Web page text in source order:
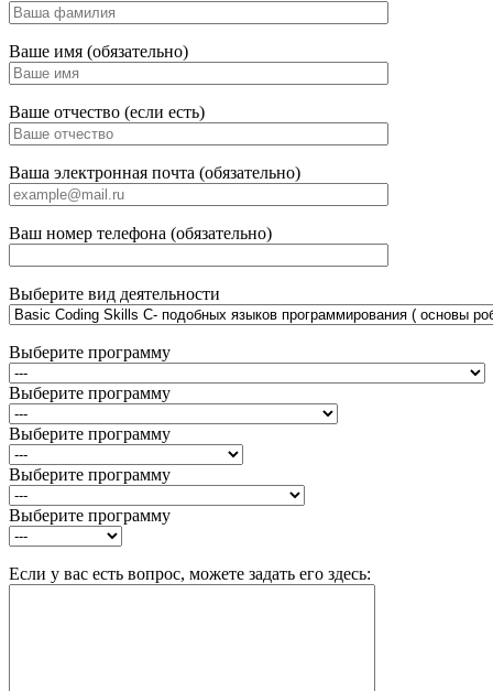
Ваше имя (обязательно)
Ваше отчество (если есть)
Ваша электронная почта (обязательно)
Ваш номер телефона (обязательно)
Выберите вид деятельности
Выберите программу
Выберите программу
Выберите программу
Выберите программу
Выберите программу
Если у вас есть вопрос, можете задать его здесь: